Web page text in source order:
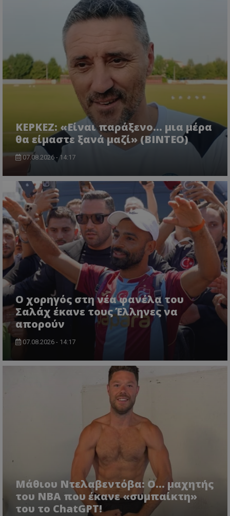
ΚΕΡΚΕΖ: «Είναι παράξενο… μια μέρα
θα είμαστε ξανά μαζί» (BINTEO)
07.08.2026 - 14:17
Ο χορηγός στη νέα φανέλα του
Σαλάχ έκανε τους Έλληνες να
απορούν
07.08.2026 - 14:17
Μάθιου Ντελαβεντόβα: Ο… μαχητής
του NBA που έκανε «συμπαίκτη»
του το ChatGPT!